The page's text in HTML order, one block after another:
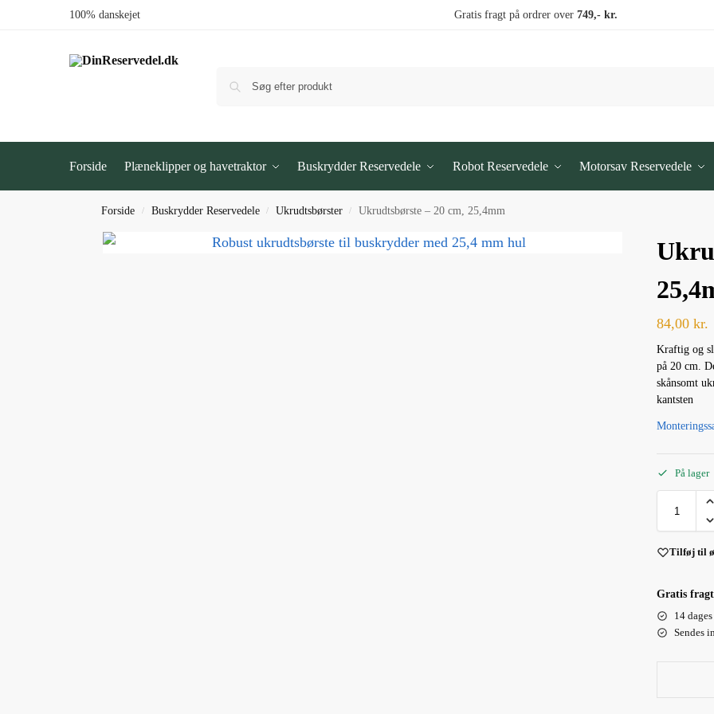
100% danskejet Gratis fragt på ordrer over 749,- kr.
Forside Plæneklipper og havetraktor Buskrydder Reservedele Robot Reservedele Motorsav Reservedele
Forside / Buskrydder Reservedele / Ukrudtsbørster / Ukrudtsbørste – 20 cm, 25,4mm
84,00kr.
Kraftig og
på 20 cm.
skånsomt
kantsten
På lager
Tilføj til
Gratis
14
Sendes